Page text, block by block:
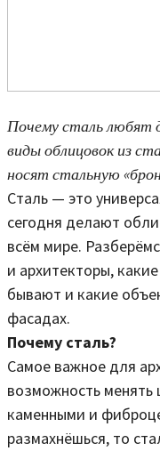
Почему сталь любят
виды облицовок из
носят стальную
Сталь — это
сегодня делают
всём мире.
и архитекторы,
бывают и какие
фасадах.
Почему сталь?
Самое важное для
возможность
каменными и
размахнёшься, то